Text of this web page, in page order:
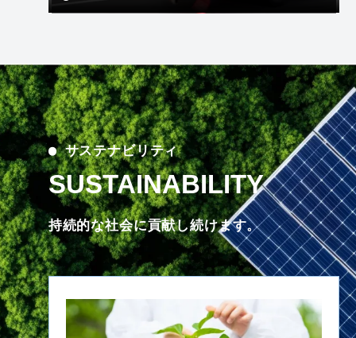
サステナビリティ
SUSTAINABILITY
持続的な社会に貢献し続けます。